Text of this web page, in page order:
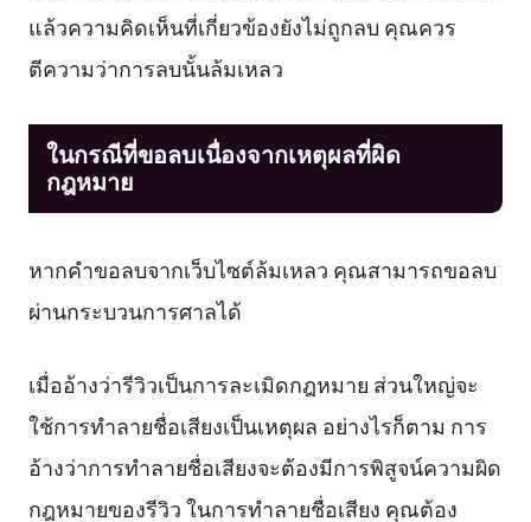
แล้วความคิดเห็นที่เกี่ยวข้องยังไม่ถูกลบ คุณควร
ตีความว่าการลบนั้นล้มเหลว
ในกรณีที่ขอลบเนื่องจากเหตุผลที่ผิด
กฎหมาย
หากคำขอลบจากเว็บไซต์ล้มเหลว คุณสามารถขอลบ
ผ่านกระบวนการศาลได้
เมื่ออ้างว่ารีวิวเป็นการละเมิดกฎหมาย ส่วนใหญ่จะ
ใช้การทำลายชื่อเสียงเป็นเหตุผล อย่างไรก็ตาม การ
อ้างว่าการทำลายชื่อเสียงจะต้องมีการพิสูจน์ความผิด
กฎหมายของรีวิว ในการทำลายชื่อเสียง คุณต้อง